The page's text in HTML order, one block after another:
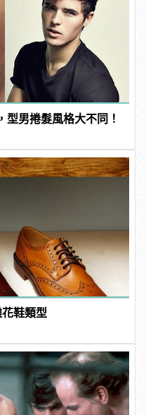
型男捲髮風格大不同！
花鞋類型